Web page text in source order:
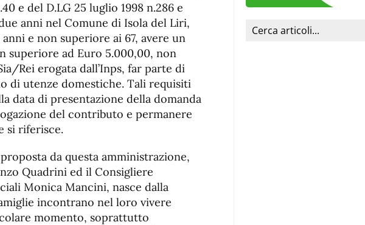
e del D.LG 25 luglio 1998 n.286 e
anni nel Comune di Isola del Liri,
e non superiore ai 67, avere un
superiore ad Euro 5.000,00, non
Rei erogata dall’Inps, far parte di
di utenze domestiche. Tali requisiti
data di presentazione della domanda
del contributo e permanere
si riferisce.
da questa amministrazione,
Quadrini ed il Consigliere
Monica Mancini, nasce dalla
incontrano nel loro vivere
momento, soprattutto